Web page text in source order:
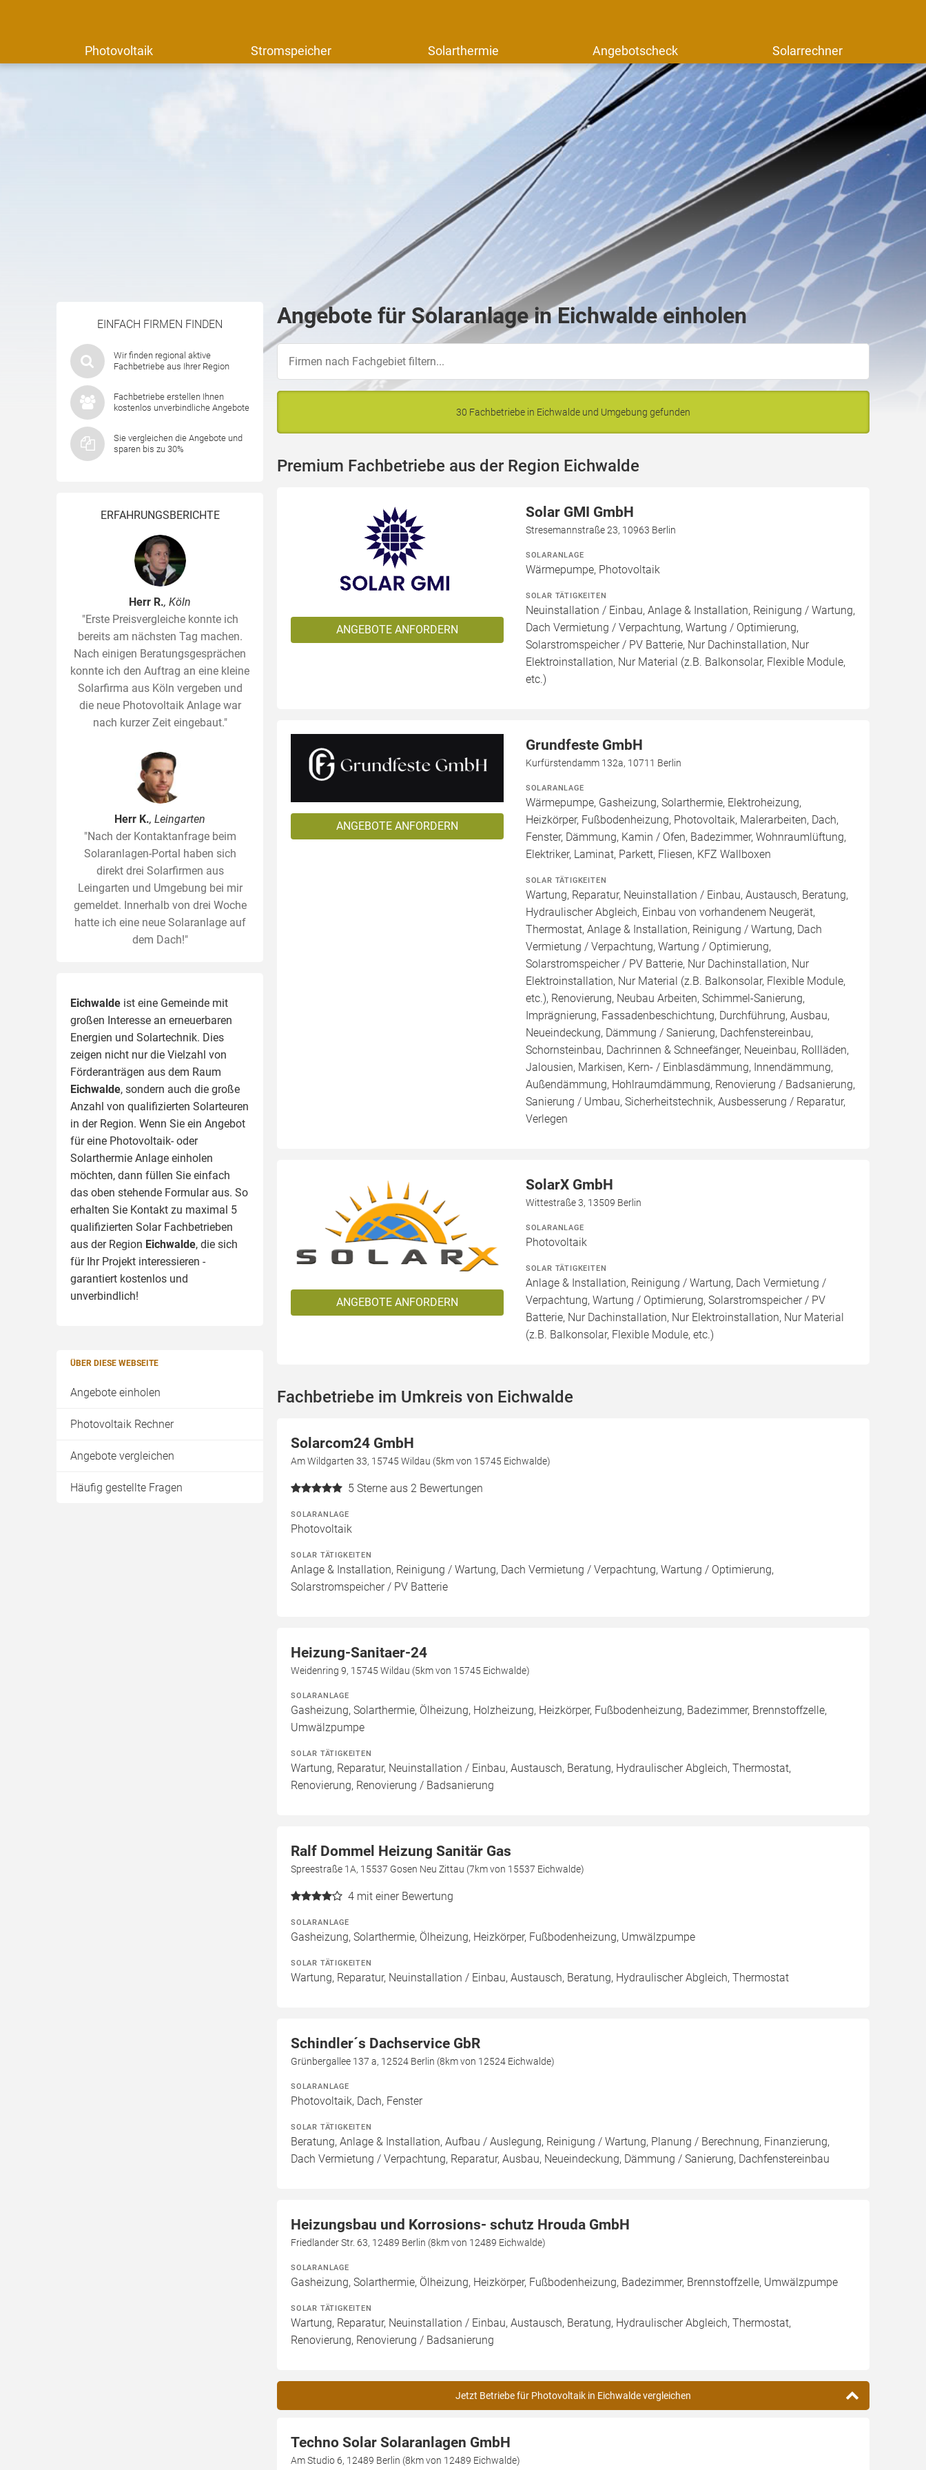
Photovoltaik Stromspeicher Solarthermie Angebotscheck Solarrechner
EINFACH FIRMEN FINDEN
Wir finden regional aktive
Fachbetriebe aus Ihrer Region
Fachbetriebe erstellen Ihnen
kostenlos unverbindliche Angebote
Sie vergleichen die Angebote und
sparen bis zu 30%
ERFAHRUNGSBERICHTE
Herr R., Köln
"Erste Preisvergleiche konnte ich
bereits am nächsten Tag machen.
Nach einigen Beratungsgesprächen
konnte ich den Auftrag an eine kleine
Solarfirma aus Köln vergeben und
die neue Photovoltaik Anlage war
nach kurzer Zeit eingebaut."
Herr K., Leingarten
"Nach der Kontaktanfrage beim
Solaranlagen-Portal haben sich
direkt drei Solarfirmen aus
Leingarten und Umgebung bei mir
gemeldet. Innerhalb von drei Woche
hatte ich eine neue Solaranlage auf
dem Dach!"
Eichwalde ist eine Gemeinde mit
großen Interesse an erneuerbaren
Energien und Solartechnik. Dies
zeigen nicht nur die Vielzahl von
Förderanträgen aus dem Raum
Eichwalde, sondern auch die große
Anzahl von qualifizierten Solarteuren
in der Region. Wenn Sie ein Angebot
für eine Photovoltaik- oder
Solarthermie Anlage einholen
möchten, dann füllen Sie einfach
das oben stehende Formular aus. So
erhalten Sie Kontakt zu maximal 5
qualifizierten Solar Fachbetrieben
aus der Region Eichwalde, die sich
für Ihr Projekt interessieren -
garantiert kostenlos und
unverbindlich!
ÜBER DIESE WEBSEITE
Angebote einholen
Photovoltaik Rechner
Angebote vergleichen
Häufig gestellte Fragen
Angebote für Solaranlage in Eichwalde einholen
30 Fachbetriebe in Eichwalde und Umgebung gefunden
Premium Fachbetriebe aus der Region Eichwalde
ANGEBOTE ANFORDERN
Solar GMI GmbH
Stresemannstraße 23, 10963 Berlin
SOLARANLAGE
Wärmepumpe, Photovoltaik
SOLAR TÄTIGKEITEN
Neuinstallation / Einbau, Anlage & Installation, Reinigung / Wartung,
Dach Vermietung / Verpachtung, Wartung / Optimierung,
Solarstromspeicher / PV Batterie, Nur Dachinstallation, Nur
Elektroinstallation, Nur Material (z.B. Balkonsolar, Flexible Module,
etc.)
ANGEBOTE ANFORDERN
Grundfeste GmbH
Kurfürstendamm 132a, 10711 Berlin
SOLARANLAGE
Wärmepumpe, Gasheizung, Solarthermie, Elektroheizung,
Heizkörper, Fußbodenheizung, Photovoltaik, Malerarbeiten, Dach,
Fenster, Dämmung, Kamin / Ofen, Badezimmer, Wohnraumlüftung,
Elektriker, Laminat, Parkett, Fliesen, KFZ Wallboxen
SOLAR TÄTIGKEITEN
Wartung, Reparatur, Neuinstallation / Einbau, Austausch, Beratung,
Hydraulischer Abgleich, Einbau von vorhandenem Neugerät,
Thermostat, Anlage & Installation, Reinigung / Wartung, Dach
Vermietung / Verpachtung, Wartung / Optimierung,
Solarstromspeicher / PV Batterie, Nur Dachinstallation, Nur
Elektroinstallation, Nur Material (z.B. Balkonsolar, Flexible Module,
etc.), Renovierung, Neubau Arbeiten, Schimmel-Sanierung,
Imprägnierung, Fassadenbeschichtung, Durchführung, Ausbau,
Neueindeckung, Dämmung / Sanierung, Dachfenstereinbau,
Schornsteinbau, Dachrinnen & Schneefänger, Neueinbau, Rollläden,
Jalousien, Markisen, Kern- / Einblasdämmung, Innendämmung,
Außendämmung, Hohlraumdämmung, Renovierung / Badsanierung,
Sanierung / Umbau, Sicherheitstechnik, Ausbesserung / Reparatur,
Verlegen
ANGEBOTE ANFORDERN
SolarX GmbH
Wittestraße 3, 13509 Berlin
SOLARANLAGE
Photovoltaik
SOLAR TÄTIGKEITEN
Anlage & Installation, Reinigung / Wartung, Dach Vermietung /
Verpachtung, Wartung / Optimierung, Solarstromspeicher / PV
Batterie, Nur Dachinstallation, Nur Elektroinstallation, Nur Material
(z.B. Balkonsolar, Flexible Module, etc.)
Fachbetriebe im Umkreis von Eichwalde
Solarcom24 GmbH
Am Wildgarten 33, 15745 Wildau (5km von 15745 Eichwalde)
5 Sterne aus 2 Bewertungen
SOLARANLAGE
Photovoltaik
SOLAR TÄTIGKEITEN
Anlage & Installation, Reinigung / Wartung, Dach Vermietung / Verpachtung, Wartung / Optimierung,
Solarstromspeicher / PV Batterie
Heizung-Sanitaer-24
Weidenring 9, 15745 Wildau (5km von 15745 Eichwalde)
SOLARANLAGE
Gasheizung, Solarthermie, Ölheizung, Holzheizung, Heizkörper, Fußbodenheizung, Badezimmer, Brennstoffzelle,
Umwälzpumpe
SOLAR TÄTIGKEITEN
Wartung, Reparatur, Neuinstallation / Einbau, Austausch, Beratung, Hydraulischer Abgleich, Thermostat,
Renovierung, Renovierung / Badsanierung
Ralf Dommel Heizung Sanitär Gas
Spreestraße 1A, 15537 Gosen Neu Zittau (7km von 15537 Eichwalde)
4 mit einer Bewertung
SOLARANLAGE
Gasheizung, Solarthermie, Ölheizung, Heizkörper, Fußbodenheizung, Umwälzpumpe
SOLAR TÄTIGKEITEN
Wartung, Reparatur, Neuinstallation / Einbau, Austausch, Beratung, Hydraulischer Abgleich, Thermostat
Schindler´s Dachservice GbR
Grünbergallee 137 a, 12524 Berlin (8km von 12524 Eichwalde)
SOLARANLAGE
Photovoltaik, Dach, Fenster
SOLAR TÄTIGKEITEN
Beratung, Anlage & Installation, Aufbau / Auslegung, Reinigung / Wartung, Planung / Berechnung, Finanzierung,
Dach Vermietung / Verpachtung, Reparatur, Ausbau, Neueindeckung, Dämmung / Sanierung, Dachfenstereinbau
Heizungsbau und Korrosions- schutz Hrouda GmbH
Friedlander Str. 63, 12489 Berlin (8km von 12489 Eichwalde)
SOLARANLAGE
Gasheizung, Solarthermie, Ölheizung, Heizkörper, Fußbodenheizung, Badezimmer, Brennstoffzelle, Umwälzpumpe
SOLAR TÄTIGKEITEN
Wartung, Reparatur, Neuinstallation / Einbau, Austausch, Beratung, Hydraulischer Abgleich, Thermostat,
Renovierung, Renovierung / Badsanierung
Jetzt Betriebe für Photovoltaik in Eichwalde vergleichen
Techno Solar Solaranlagen GmbH
Am Studio 6, 12489 Berlin (8km von 12489 Eichwalde)